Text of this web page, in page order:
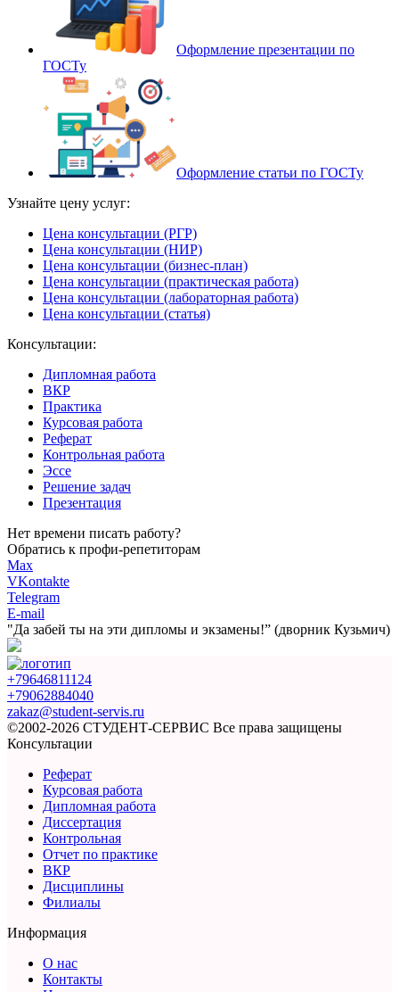
Оформление презентации по
ГОСТу
Оформление статьи по ГОСТу
Узнайте цену услуг:
Цена консультации (РГР)
Цена консультации (НИР)
Цена консультации (бизнес-план)
Цена консультации (практическая работа)
Цена консультации (лабораторная работа)
Цена консультации (статья)
Консультации:
Дипломная работа
ВКР
Практика
Курсовая работа
Реферат
Контрольная работа
Эссе
Решение задач
Презентация
Нет времени писать работу?
Обратись к профи-репетиторам
Max
VKontakte
Telegram
E-mail
"Да забей ты на эти дипломы и экзамены!” (дворник Кузьмич)
+79646811124
+79062884040
zakaz@student-servis.ru
©2002-2026 СТУДЕНТ-СЕРВИС Все права защищены
Консультации
Реферат
Курсовая работа
Дипломная работа
Диссертация
Контрольная
Отчет по практике
ВКР
Дисциплины
Филиалы
Информация
О нас
Контакты